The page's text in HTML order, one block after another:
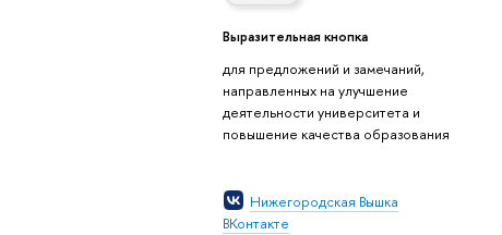
Выразительная кнопка
для предложений и замечаний,
направленных на улучшение
деятельности университета и
повышение качества образования
Нижегородская Вышка
ВКонтакте